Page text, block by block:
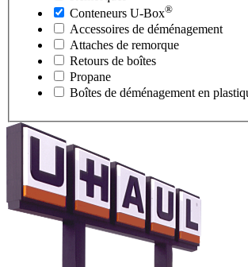
Conteneurs U-Box®
Accessoires de déménagement
Attaches de remorque
Retours de boîtes
Propane
Boîtes de déménagement en